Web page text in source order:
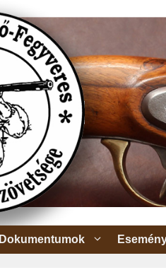
Dokumentumok